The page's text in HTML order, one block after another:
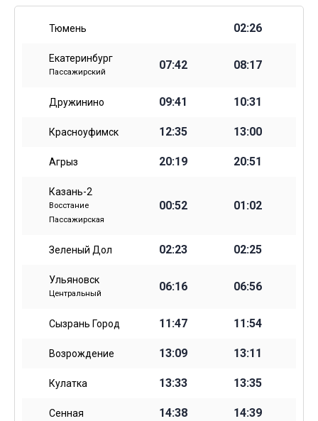
Тюмень 02:26
Екатеринбург
Пассажирский
07:42 08:17
Дружинино 09:41 10:31
Красноуфимск 12:35 13:00
Агрыз 20:19 20:51
Казань-2
Восстание
Пассажирская
00:52 01:02
Зеленый Дол 02:23 02:25
Ульяновск
Центральный
06:16 06:56
Сызрань Город 11:47 11:54
Возрождение 13:09 13:11
Кулатка 13:33 13:35
Сенная 14:38 14:39